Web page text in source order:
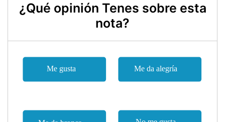
¿Qué opinión Tenes sobre esta
nota?